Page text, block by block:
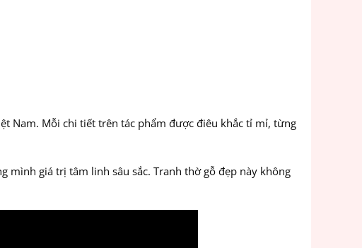
Nam. Mỗi chi tiết trên tác phẩm được điêu khắc tỉ mỉ, từng
giá trị tâm linh sâu sắc. Tranh thờ gỗ đẹp này không